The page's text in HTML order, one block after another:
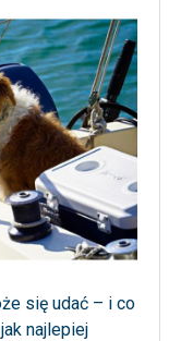
się udać – i co
najlepiej